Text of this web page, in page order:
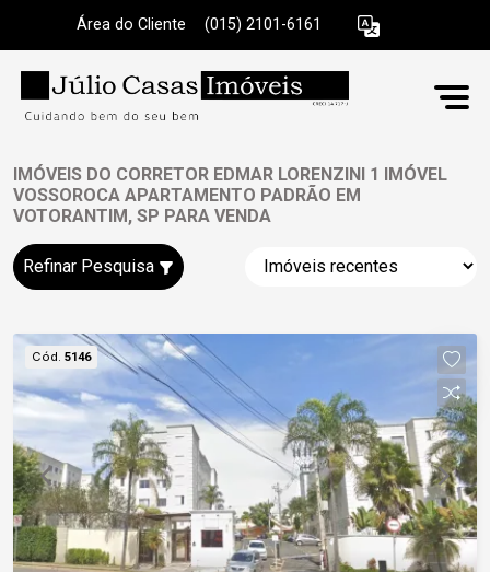
Área do Cliente (015) 2101-6161
IMÓVEIS DO CORRETOR EDMAR LORENZINI 1 IMÓVEL
VOSSOROCA APARTAMENTO PADRÃO EM
VOTORANTIM, SP PARA VENDA
Refinar Pesquisa
Cód. 5146